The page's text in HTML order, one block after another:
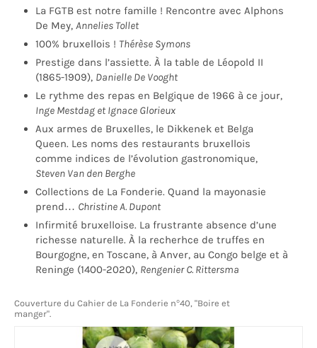
La FGTB est notre famille ! Rencontre avec Alphons
De Mey, Annelies Tollet
100% bruxellois ! Thérèse Symons
Prestige dans l’assiette. À la table de Léopold II
(1865-1909), Danielle De Vooght
Le rythme des repas en Belgique de 1966 à ce jour,
Inge Mestdag et Ignace Glorieux
Aux armes de Bruxelles, le Dikkenek et Belga
Queen. Les noms des restaurants bruxellois
comme indices de l’évolution gastronomique,
Steven Van den Berghe
Collections de La Fonderie. Quand la mayonasie
prend… Christine A. Dupont
Infirmité bruxelloise. La frustrante absence d’une
richesse naturelle. À la recherhce de truffes en
Bourgogne, en Toscane, à Anver, au Congo belge et à
Reninge (1400-2020), Rengenier C. Rittersma
Couverture du Cahier de La Fonderie n°40, "Boire et
manger".